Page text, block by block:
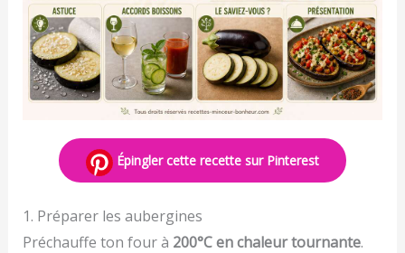
Épingler cette recette sur Pinterest
1. Préparer les aubergines
Préchauffe ton four à 200°C en chaleur tournante.